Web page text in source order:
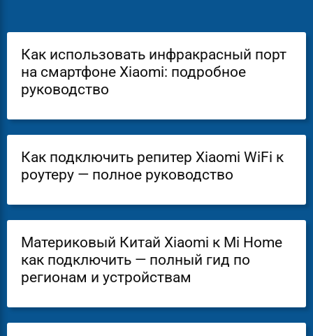
Как использовать инфракрасный порт
на смартфоне Xiaomi: подробное
руководство
Как подключить репитер Xiaomi WiFi к
роутеру — полное руководство
Материковый Китай Xiaomi к Mi Home
как подключить — полный гид по
регионам и устройствам